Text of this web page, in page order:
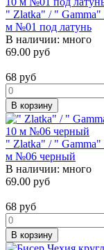
" Zlatka" / " Gamma"
м №01 под латунь
В наличии: много
69.00 руб
68 руб
В корзину
" Zlatka" / " Gamma"
м №06 черный
В наличии: много
69.00 руб
68 руб
В корзину